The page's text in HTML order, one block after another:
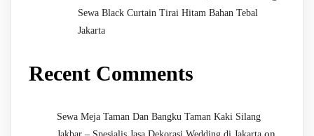
Sewa Black Curtain Tirai Hitam Bahan Tebal
Jakarta
Recent Comments
Sewa Meja Taman Dan Bangku Taman Kaki Silang
on